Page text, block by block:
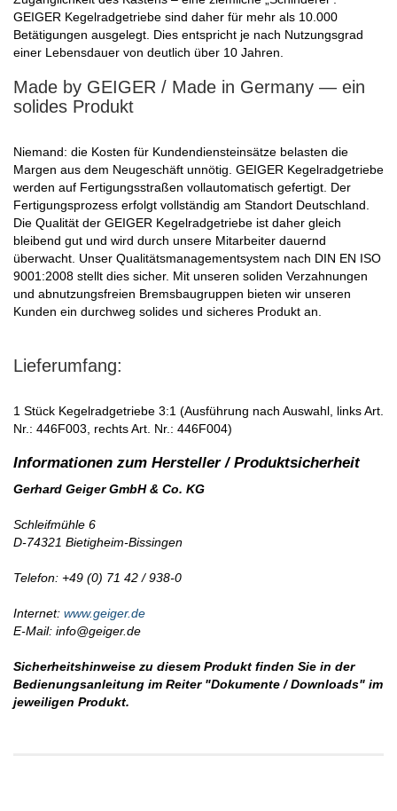
GEIGER Kegelradgetriebe sind daher für mehr als 10.000
Betätigungen ausgelegt. Dies entspricht je nach Nutzungsgrad
einer Lebensdauer von deutlich über 10 Jahren.
Made by GEIGER / Made in Germany — ein
solides Produkt
Niemand: die Kosten für Kundendiensteinsätze belasten die
Margen aus dem Neugeschäft unnötig. GEIGER Kegelradgetriebe
werden auf Fertigungsstraßen vollautomatisch gefertigt. Der
Fertigungsprozess erfolgt vollständig am Standort Deutschland.
Die Qualität der GEIGER Kegelradgetriebe ist daher gleich
bleibend gut und wird durch unsere Mitarbeiter dauernd
überwacht. Unser Qualitätsmanagementsystem nach DIN EN ISO
9001:2008 stellt dies sicher. Mit unseren soliden Verzahnungen
und abnutzungsfreien Bremsbaugruppen bieten wir unseren
Kunden ein durchweg solides und sicheres Produkt an.
Lieferumfang:
1 Stück Kegelradgetriebe 3:1 (Ausführung nach Auswahl, links Art.
Nr.: 446F003, rechts Art. Nr.: 446F004)
Gerhard Geiger GmbH & Co. KG
Schleifmühle 6
D-74321 Bietigheim-Bissingen
Telefon: +49 (0) 71 42 / 938-0
Internet: www.geiger.de
E-Mail: info@geiger.de
Sicherheitshinweise zu diesem Produkt finden Sie in der
Bedienungsanleitung im Reiter "Dokumente / Downloads" im
jeweiligen Produkt.